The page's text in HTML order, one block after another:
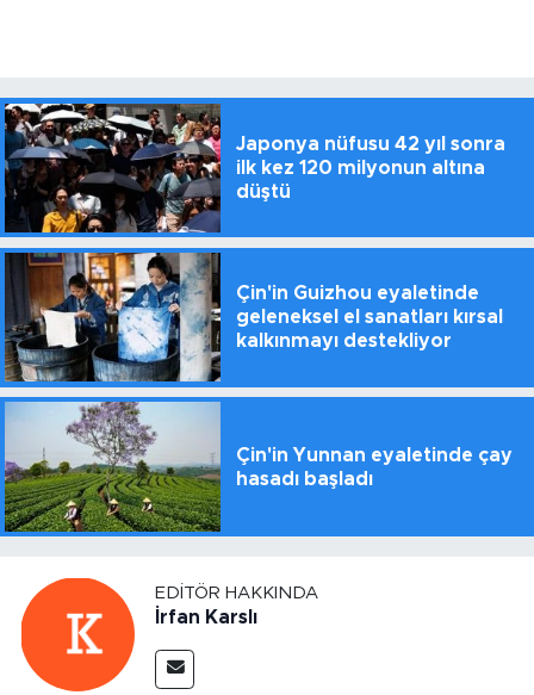
Japonya nüfusu 42 yıl sonra
ilk kez 120 milyonun altına
düştü
Çin'in Guizhou eyaletinde
geleneksel el sanatları kırsal
kalkınmayı destekliyor
Çin'in Yunnan eyaletinde çay
hasadı başladı
EDITÖR HAKKINDA
İrfan Karslı